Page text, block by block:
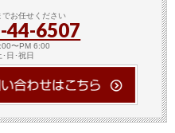
でお任せください
44-6507
〜PM 6:00
日･祝日